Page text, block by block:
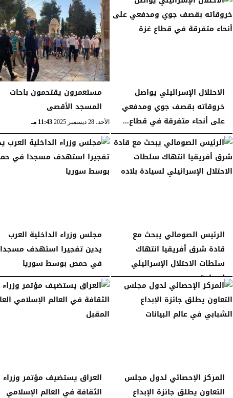
الجمعة، 16 يناير 2026 12:54 صـ
الاحتلال الإسرائيلي يواصل
خروقاته بقصف جوي ومدفعي
على أنحاء متفرقة في قطاع...
الثلاثاء، 30 ديسمبر 2025 11:11 مـ
مستعمرون يقتحمون باحات
المسجد الأقصى
الأحد، 28 ديسمبر 2025 11:43 مـ
الرئيس الصومالي يبحث مع
قادة شرق أفريقيا انتهاك
سلطات الاحتلال الإسرائيلي
لسيادة...
مجلس وزراء الداخلية العرب
يدين تفجيرا استهدف مسجدا
في حمص بوسط سوريا
الجمعة، 26 ديسمبر 2025 11:19 مـ
المركز الإحصائي لدول مجلس
التعاون يطلق جائزة الإبداع
العراق يستضيف مؤتمر وزراء
الثقافة في العالم الإسلامي